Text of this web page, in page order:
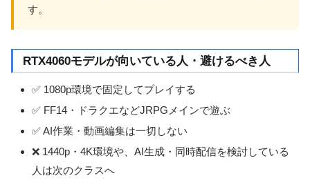
す。
RTX4060モデルが向いている人・避けるべき人
✅ 1080p環境で固定してプレイする
✅ FF14・ドラクエなどJRPGメインで遊ぶ
✅ AI作業・動画編集は一切しない
❌ 1440p・4K環境や、AI生成・同時配信を検討している
人は次のクラスへ